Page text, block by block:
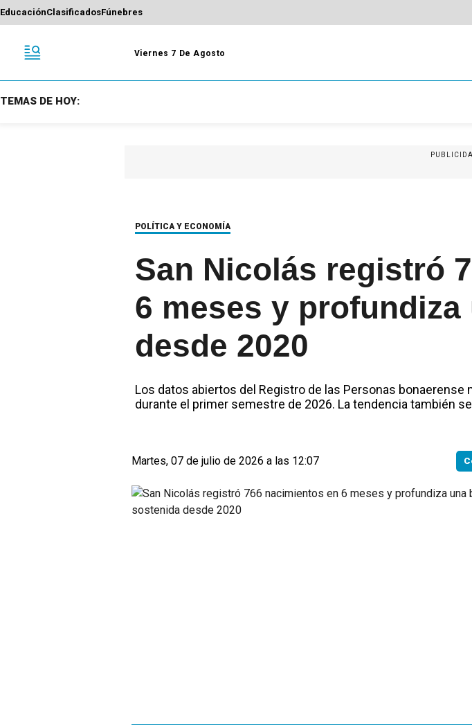
EducaciónClasificadosFúnebres
Viernes 7 De Agosto
TEMAS DE HOY:
POLÍTICA Y ECONOMÍA
San Nicolás registró
6 meses y
desde 2020
Los datos abiertos del Registro de las Personas bonaerense
durante el primer semestre de 2026. La tendencia también
Martes, 07 de julio de 2026 a las 12:07